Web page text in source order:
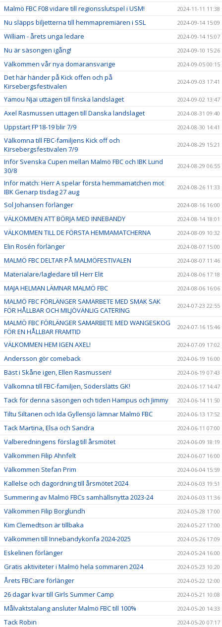
Malmö FBC F08 vidare till regionsslutspel i USM! 2024-11-11 11:38
Nu släpps biljetterna till hemmapremiären i SSL 2024-09-14 15:09
William - årets unga ledare 2024-09-14 15:07
Nu är säsongen igång! 2024-09-10 15:26
Välkommen vår nya domaransvarige 2024-09-05 00:15
Det här händer på Kick offen och på
Kirsebergsfestivalen
2024-09-03 17:41
Yamou Njai uttagen till finska landslaget 2024-09-02 13:47
Axel Rasmussen uttagen till Danska landslaget 2024-08-31 09:40
Uppstart FP18-19 blir 7/9 2024-08-30 14:41
Välkomna till FBC-familjens Kick off och
Kirsebergsfestivalen 7/9
2024-08-29 15:21
Inför Svenska Cupen mellan Malmö FBC och IBK Lund
30/8
2024-08-29 06:55
Inför match: Herr A spelar första hemmamatchen mot
IBK Genarp tisdag 27 aug
2024-08-26 11:33
Sol Johansen förlänger 2024-08-16 16:00
VÄLKOMMEN ATT BÖRJA MED INNEBANDY 2024-08-14 18:01
VÄLKOMMEN TILL DE FÖRSTA HEMMAMATCHERNA 2024-08-09 10:32
Elin Rosén förlänger 2024-08-07 15:00
MALMÖ FBC DELTAR PÅ MALMÖFESTIVALEN 2024-08-07 11:46
Materialare/lagledare till Herr Elit 2024-08-06 17:18
MAJA HELMAN LÄMNAR MALMÖ FBC 2024-08-06 16:06
MALMÖ FBC FÖRLÄNGER SAMARBETE MED SMAK SAK
FÖR HÅLLBAR OCH MILJÖVÄNLIG CATERING
2024-07-23 22:55
MALMÖ FBC FÖRLÄNGER SAMARBETE MED WANGESKOG
FÖR EN HÅLLBAR FRAMTID
2024-07-16 15:46
VÄLKOMMEN HEM IGEN AXEL! 2024-07-09 17:02
Andersson gör comeback 2024-06-19 16:00
Bäst i Skåne igen, Ellen Rasmussen! 2024-06-19 07:43
Välkomna till FBC-familjen, Söderslätts GK! 2024-06-17 14:47
Tack för denna säsongen och tiden Hampus och Jimmy 2024-06-14 11:50
Tiltu Siltanen och Ida Gyllensjö lämnar Malmö FBC 2024-06-13 17:52
Tack Martina, Elsa och Sandra 2024-06-11 07:00
Valberedningens förslag till årsmötet 2024-06-09 18:19
Välkommen Filip Ahnfelt 2024-06-07 16:00
Välkommen Stefan Prim 2024-06-04 15:59
Kallelse och dagordning till årsmötet 2024 2024-06-03 19:51
Summering av Malmö FBCs samhällsnytta 2023-24 2024-06-03 11:36
Välkommen Filip Borglundh 2024-05-28 17:00
Kim Clemedtson är tillbaka 2024-05-27 17:00
Välkommen till Innebandykonfa 2024-2025 2024-05-26 17:09
Eskelinen förlänger 2024-05-24 16:00
Gratis aktiviteter i Malmö hela sommaren 2024 2024-05-23 10:20
Årets FBC:are förlänger 2024-05-22 12:00
26 dagar kvar till Girls Summer Camp 2024-05-21 10:08
Målvaktstalang ansluter Malmö FBC till 100% 2024-05-20 14:33
Tack Robin 2024-05-20 07:17